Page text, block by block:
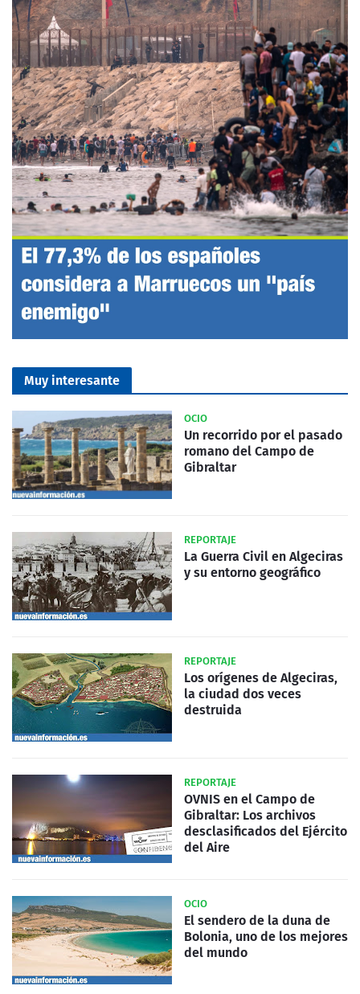
Muy interesante
OCIO
Un recorrido por el pasado
romano del Campo de
Gibraltar
REPORTAJE
La Guerra Civil en Algeciras
y su entorno geográfico
REPORTAJE
Los orígenes de Algeciras,
la ciudad dos veces
destruida
REPORTAJE
OVNIS en el Campo de
Gibraltar: Los archivos
desclasificados del Ejército
del Aire
OCIO
El sendero de la duna de
Bolonia, uno de los mejores
del mundo